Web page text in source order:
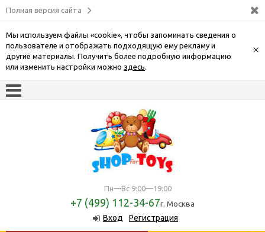
Полная версия сайта
Мы используем файлы «cookie», чтобы запоминать сведения о
пользователе и отображать подходящую ему рекламу и
другие материалы. Получить более подробную информацию
или изменить настройки можно здесь.
×
Пн—Вс 9:00—19:00
+7 (499) 112-34-67г. Москва
Вход
Регистрация